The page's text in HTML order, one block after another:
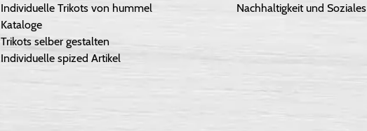
Individuelle Trikots von hummel
Kataloge
Trikots selber gestalten
Individuelle spized Artikel
Nachhaltigkeit und Soziales